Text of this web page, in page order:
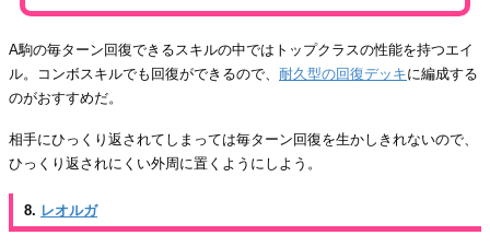
A駒の毎ターン回復できるスキルの中ではトップクラスの性能を持つエイ
ル。コンボスキルでも回復ができるので、 耐久型の回復デッキに編成する
のがおすすめだ。
相手にひっくり返されてしまっては毎ターン回復を生かしきれないので、
ひっくり返されにくい外周に置くようにしよう。
8. レオルガ